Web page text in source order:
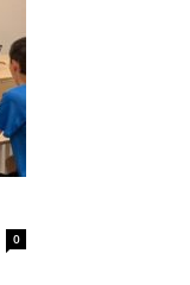
0